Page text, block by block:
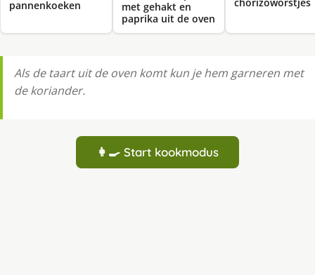
pannenkoeken
met gehakt en
paprika uit de oven
Als de taart uit de oven komt kun je hem garneren met
de koriander.
👩‍🍳 Start kookmodus